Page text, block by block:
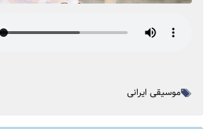
موسیقی ایرانی